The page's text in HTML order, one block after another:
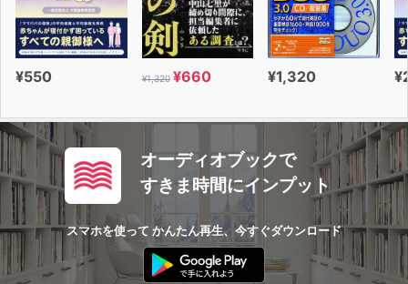
¥550 ¥1,320 ¥660 ¥1,320
オーディオブックで
すきま時間にインプット
スマホを使って かんたん再生、今すぐダウンロード